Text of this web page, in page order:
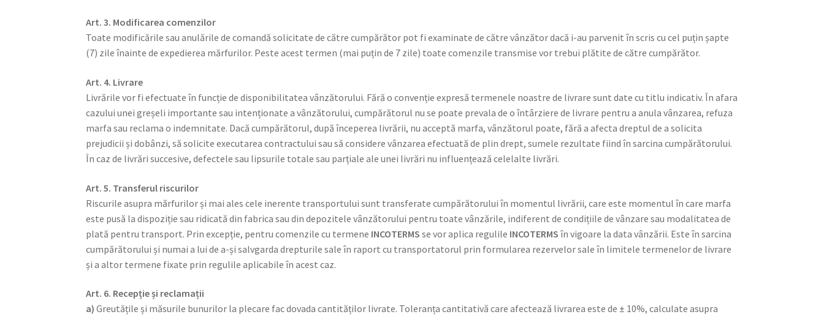
Art. 3. Modificarea comenzilor
Toate modificările sau anulările de comandă solicitate de către cumpărător pot fi examinate de către vânzător dacă i-au parvenit în scris cu cel puțin șapte
(7) zile înainte de expedierea mărfurilor. Peste acest termen (mai puțin de 7 zile) toate comenzile transmise vor trebui plătite de către cumpărător.
Art. 4. Livrare
Livrările vor fi efectuate în funcție de disponibilitatea vânzătorului. Fără o convenție expresă termenele noastre de livrare sunt date cu titlu indicativ. În afara
cazului unei greșeli importante sau intenționate a vânzătorului, cumpărătorul nu se poate prevala de o întârziere de livrare pentru a anula vânzarea, refuza
marfa sau reclama o indemnitate. Dacă cumpărătorul, după începerea livrării, nu acceptă marfa, vânzătorul poate, fără a afecta dreptul de a solicita
prejudicii și dobânzi, să solicite executarea contractului sau să considere vânzarea efectuată de plin drept, sumele rezultate fiind în sarcina cumpărătorului.
În caz de livrări succesive, defectele sau lipsurile totale sau parțiale ale unei livrări nu influențează celelalte livrări.
Art. 5. Transferul riscurilor
Riscurile asupra mărfurilor și mai ales cele inerente transportului sunt transferate cumpărătorului în momentul livrării, care este momentul în care marfa
este pusă la dispoziție sau ridicată din fabrica sau din depozitele vânzătorului pentru toate vânzările, indiferent de condițiile de vânzare sau modalitatea de
plată pentru transport. Prin excepție, pentru comenzile cu termene INCOTERMS se vor aplica regulile INCOTERMS în vigoare la data vânzării. Este în sarcina
cumpărătorului și numai a lui de a-și salvgarda drepturile sale în raport cu transportatorul prin formularea rezervelor sale în limitele termenelor de livrare
și a altor termene fixate prin regulile aplicabile în acest caz.
Art. 6. Recepție și reclamații
a)Greutățile și măsurile bunurilor la plecare fac dovada cantităților livrate. Toleranța cantitativă care afectează livrarea este de ± 10%, calculate asupra